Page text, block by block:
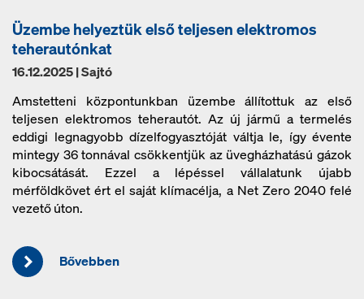
Üzembe helyeztük első teljesen elektromos
teherautónkat
16.12.2025 | Sajtó
Amstetteni központunkban üzembe állítottuk az első
teljesen elektromos teherautót. Az új jármű a termelés
eddigi legnagyobb dízelfogyasztóját váltja le, így évente
mintegy 36 tonnával csökkentjük az üvegházhatású gázok
kibocsátását. Ezzel a lépéssel vállalatunk újabb
mérföldkövet ért el saját klímacélja, a Net Zero 2040 felé
vezető úton.
Bővebben